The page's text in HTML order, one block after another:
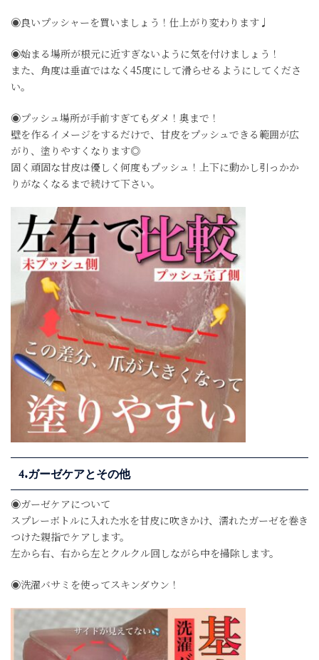
◉良いプッシャーを買いましょう！仕上がり変わります♩
◉始まる場所が根元に近すぎないように気を付けましょう！
また、角度は垂直ではなく45度にして滑らせるようにしてくださ
い。
◉プッシュ場所が手前すぎてもダメ！奥まで！
壁を作るイメージをするだけで、甘皮をプッシュできる範囲が広
がり、塗りやすくなります◎
固く頑固な甘皮は優しく何度もプッシュ！上下に動かし引っかか
りがなくなるまで続けて下さい。
4.ガーゼケアとその他
◉ガーゼケアについて
スプレーボトルに入れた水を甘皮に吹きかけ、濡れたガーゼを巻き
つけた親指でケアします。
左から右、右から左とクルクル回しながら中を掃除します。
◉洗濯バサミを使ってスキンダウン！